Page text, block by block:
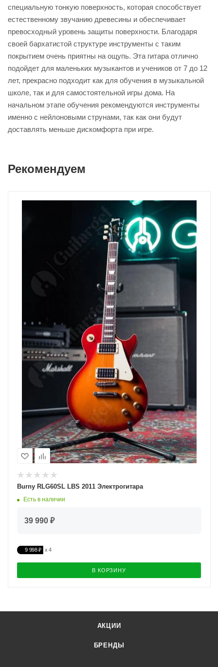
специальную тонкую поверхность, которая способствует
естественному звучанию древесины и обеспечивает
превосходный уровень защиты поверхности. Благодаря
своей бархатистой структуре инструменты с таким
покрытием очень приятны на ощупь. Эта гитара отлично
подойдет для маленьких музыкантов и учеников от 7 до 12
лет, прекрасно подходит как для обучения в музыкальной
школе, так и для самостоятельной игры дома. На
начальном этапе обучения рекомендуются инструменты
именно с нейлоновыми струнами, так как они будут
доставлять меньше дискомфорта при игре.
Рекомендуем
Burny RLG60SL LBS 2011 Электрогитара
Есть в наличии
39 990 ₽
9 998 ₽
В КОРЗИНУ
АКЦИИ
БРЕНДЫ